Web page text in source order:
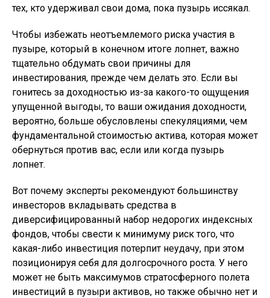
тех, кто удерживал свои дома, пока пузырь иссякал.
Чтобы избежать неотъемлемого риска участия в
пузыре, который в конечном итоге лопнет, важно
тщательно обдумать свои причины для
инвестирования, прежде чем делать это. Если вы
гонитесь за доходностью из-за какого-то ощущения
упущенной выгоды, то ваши ожидания доходности,
вероятно, больше обусловлены спекуляциями, чем
фундаментальной стоимостью актива, которая может
обернуться против вас, если или когда пузырь
лопнет.
Вот почему эксперты рекомендуют большинству
инвесторов вкладывать средства в
диверсифицированный набор недорогих индексных
фондов, чтобы свести к минимуму риск того, что
какая-либо инвестиция потерпит неудачу, при этом
позиционируя себя для долгосрочного роста. У него
может не быть максимумов стратосферного полета
инвестиций в пузыри активов, но также обычно нет и